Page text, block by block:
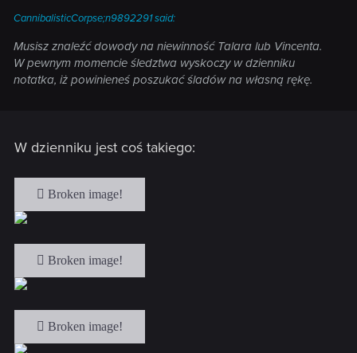
CannibalisticCorpse;n9892291 said:
Musisz znaleźć dowody na niewinność Talara lub Vincenta.
W pewnym momencie śledztwa wyskoczy w dzienniku
notatka, iż powinieneś poszukać śladów na własną rękę.
W dzienniku jest coś takiego: